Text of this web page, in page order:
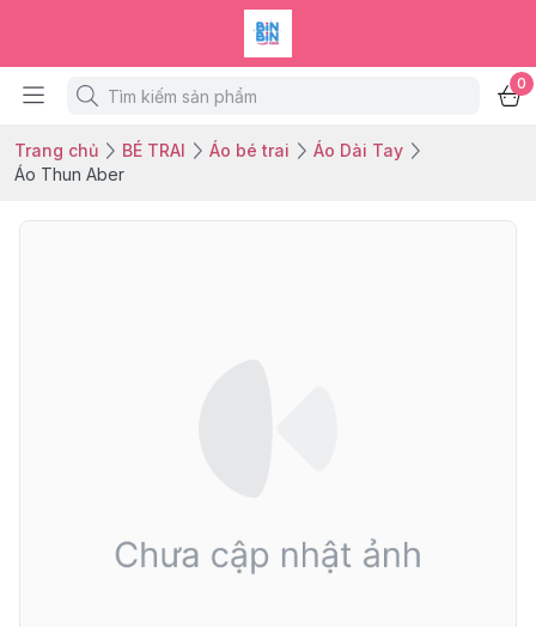
0
Trang chủ BÉ TRAI Áo bé trai
Áo Dài Tay
Áo Thun Aber